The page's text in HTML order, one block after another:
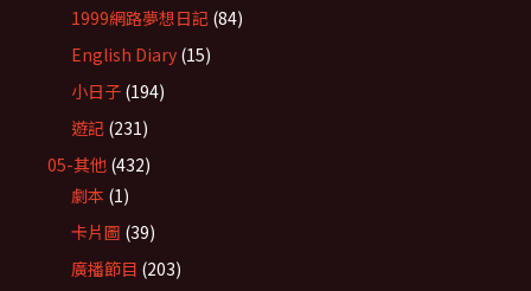
1999網路夢想日記 (84)
English Diary (15)
小日子 (194)
遊記 (231)
05-其他 (432)
劇本 (1)
卡片圖 (39)
廣播節目 (203)